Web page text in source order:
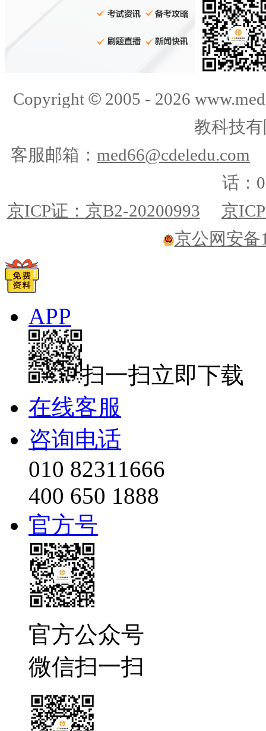
Copyright ©2005 - 2026
教科技
客服邮箱： med66@cdeledu.com
话：
京ICP证：京B2-20200993
京
京公网安备
APP
扫一扫立即下载
在线客服
咨询电话
010 82311666
400 650 1888
官方号
官方公众号
微信扫一扫